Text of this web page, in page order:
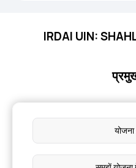
IRDAI UIN:
योजना